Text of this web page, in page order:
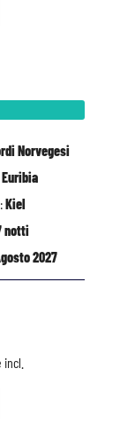
Norvegesi
Euribia
Kiel
notti
2027